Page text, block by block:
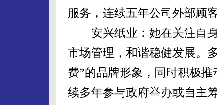
服务，连续五年公司外部顾
安兴纸业：她在关注自身
市场管理，和谐稳健发展。
费”的品牌形象，同时积极
续多年参与政府举办或自主